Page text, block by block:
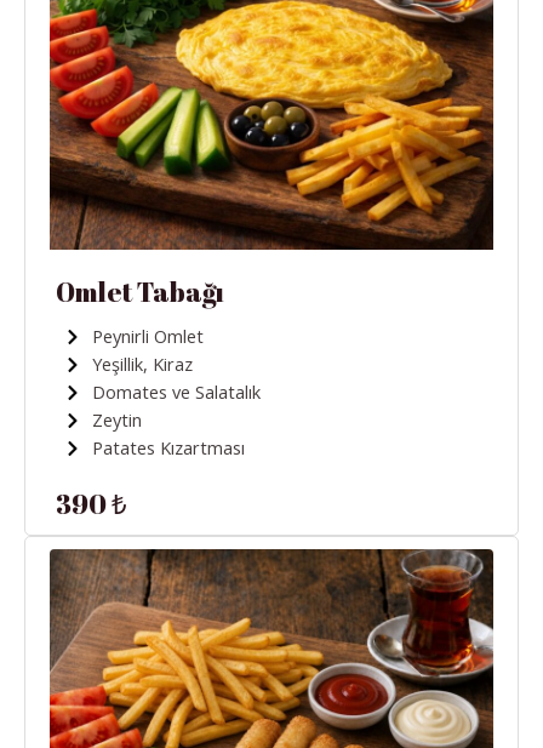
Omlet Tabağı
Peynirli Omlet
Yeşillik, Kiraz
Domates ve Salatalık
Zeytin
Patates Kızartması
390 ₺